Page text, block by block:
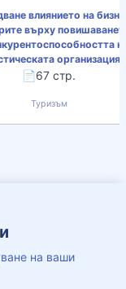
влиянието на
върху
организация.
📄67 стр.
Туризъм
на ваши